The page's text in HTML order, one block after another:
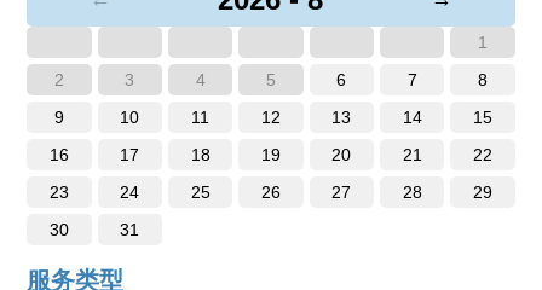
1
2
3 4 5 6 7
8
9
10 11 12 13 14
15
16
17 18 19 20 21
22
23
24 25 26 27 28
29
30
31
服务类型